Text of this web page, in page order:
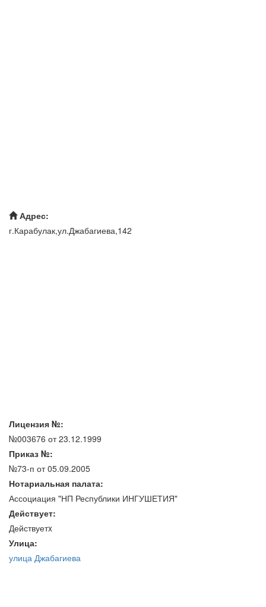
Адрес:
г.Карабулак,ул.Джабагиева,142
Лицензия №:
№003676 от 23.12.1999
Приказ №:
№73-п от 05.09.2005
Нотариальная палата:
Ассоциация "НП Республики ИНГУШЕТИЯ"
Действует:
Действуетx
Улица:
улица Джабагиева